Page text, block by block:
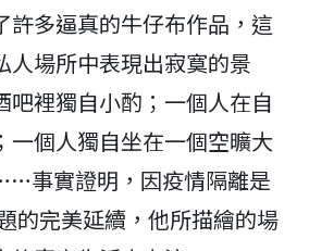
許多逼真的牛仔布作品，這
人場所中表現出寂寞的景
吧裡獨自小酌；一個人在自
一個人獨自坐在一個空曠大
事實證明，因疫情隔離是
的完美延續，他所描繪的場